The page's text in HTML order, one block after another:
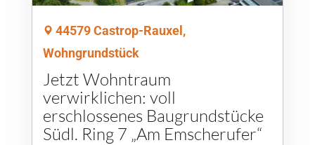
44579 Castrop-Rauxel,
Wohngrundstück
Jetzt Wohntraum
verwirklichen: voll
erschlossenes Baugrundstücke
Südl. Ring 7 „Am Emscherufer“